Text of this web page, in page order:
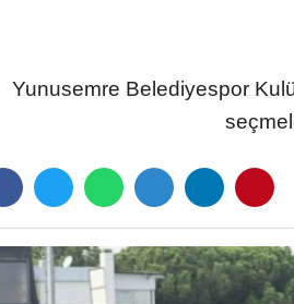
Yunusemre Belediyespor